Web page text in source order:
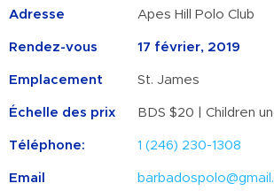
Adresse Apes Hill Polo Club
Rendez-vous 17 février, 2019
Emplacement St. James
Échelle des prix BDS $20 | Children
Téléphone: 1 (246) 230-1308
Email